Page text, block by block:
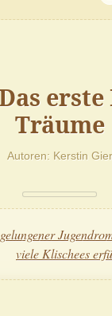
Träume
Autoren Kerstin Gier
viele Klischees